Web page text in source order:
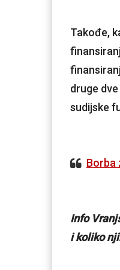
Takođe,
druge
sudijske
Borba
Info
i koliko